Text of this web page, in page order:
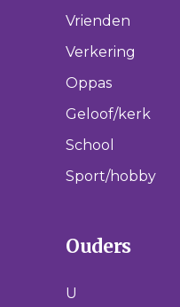
Vrienden
Verkering
Oppas
Geloof/kerk
School
Sport/hobby
Ouders
U